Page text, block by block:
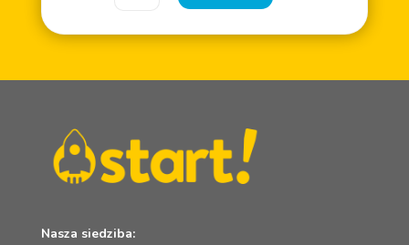
Nasza siedziba: